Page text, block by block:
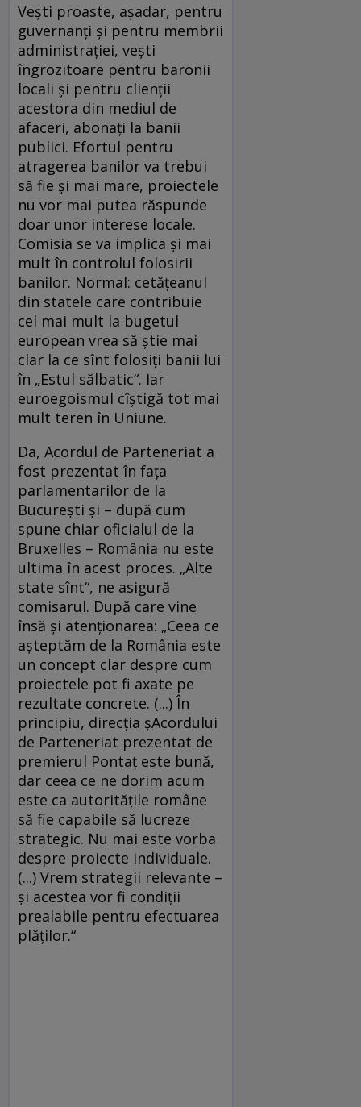
Veşti proaste, aşadar, pentru
guvernanţi şi pentru membrii
administraţiei, veşti
îngrozitoare pentru baronii
locali şi pentru clienţii
acestora din mediul de
afaceri, abonaţi la banii
publici. Efortul pentru
atragerea banilor va trebui
să fie şi mai mare, proiectele
nu vor mai putea răspunde
doar unor interese locale.
Comisia se va implica şi mai
mult în controlul folosirii
banilor. Normal: cetăţeanul
din statele care contribuie
cel mai mult la bugetul
european vrea să ştie mai
clar la ce sînt folosiţi banii lui
în „Estul sălbatic“. Iar
euroegoismul cîştigă tot mai
mult teren în Uniune.
Da, Acordul de Parteneriat a
fost prezentat în faţa
parlamentarilor de la
Bucureşti şi – după cum
spune chiar oficialul de la
Bruxelles – România nu este
ultima în acest proces. „Alte
state sînt“, ne asigură
comisarul. După care vine
însă şi atenţionarea: „Ceea ce
aşteptăm de la România este
un concept clar despre cum
proiectele pot fi axate pe
rezultate concrete. (...) În
principiu, direcţia şAcordului
de Parteneriat prezentat de
premierul Pontaţ este bună,
dar ceea ce ne dorim acum
este ca autorităţile române
să fie capabile să lucreze
strategic. Nu mai este vorba
despre proiecte individuale.
(...) Vrem strategii relevante –
şi acestea vor fi condiţii
prealabile pentru efectuarea
plăţilor.“